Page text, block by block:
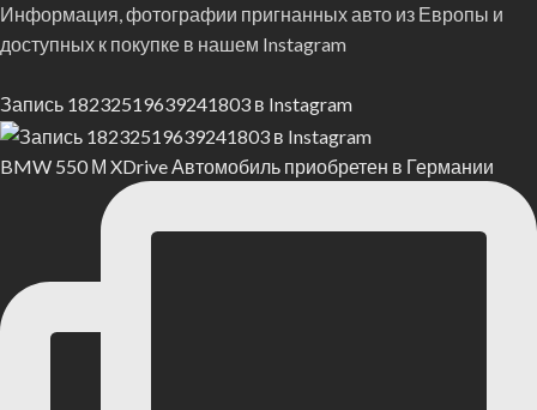
Информация, фотографии пригнанных авто из Европы и
доступных к покупке в нашем Instagram
Запись 18232519639241803 в Instagram
BMW 550 М XDrive Автомобиль приобретен в Германии